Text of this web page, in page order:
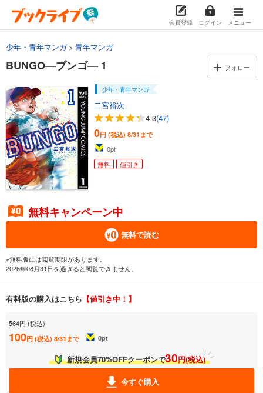
会員登録 ログイン メニュー
少年・青年マンガ 青年マンガ
BUNGO―ブンゴ― 1 フォロー
少年・青年マンガ
二宮裕次
4.3(47)
0円 (税込) 8/31まで
0pt
無料
値引き
無料キャンペーン中
無料で読む
※無料版には閲覧期限があります。
2026年08月31日を過ぎると閲覧できません。
有料版の購入はこちら 【値引き中！】
564円 (税込)
100円 (税込) 8/31まで 0pt
新規会員70%OFFクーポンで30円(税込)
今すぐ購入